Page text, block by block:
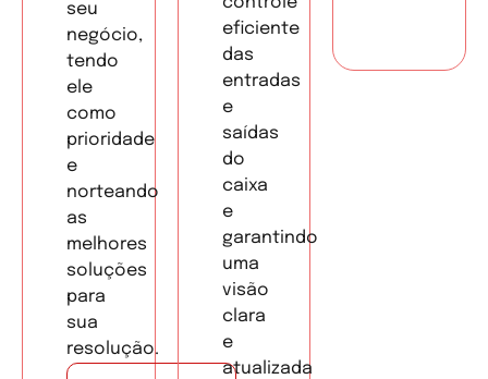
seu
negócio,
tendo
ele
como
prioridade
e
norteando
as
melhores
soluções
para
sua
resolução.
eficiente
das
entradas
e
saídas
do
caixa
e
garantindo
uma
visão
clara
e
atualizada